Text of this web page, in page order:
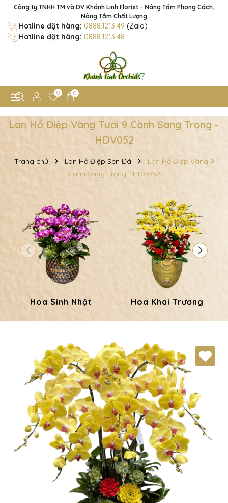
Công ty TNHH TM và DV Khánh Linh Florist - Nâng Tầm Phong Cách,
Nâng Tầm Chất Lượng
Hotline đặt hàng: 0888.1213.49 (Zalo)
Hotline đặt hàng: 0888.1213.48
0 0
Lan Hồ Điệp Vàng Tươi 9 Cành Sang Trọng -
HDV052
Trang chủ Lan Hồ Điệp Sen Đá
Lan Hồ Điệp Vàng 9
Cành Sang Trọng - HDV052
Hoa Sinh Nhật Hoa Khai Trương